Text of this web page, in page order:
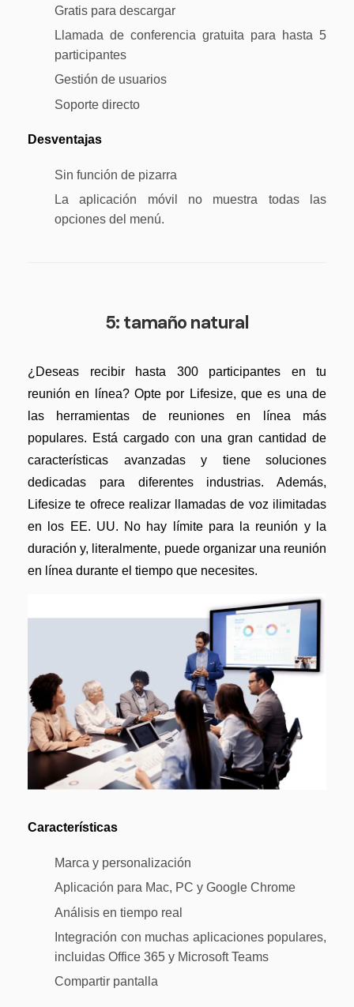
Gratis para descargar
Llamada de conferencia gratuita para hasta 5
participantes
Gestión de usuarios
Soporte directo
Desventajas
Sin función de pizarra
La aplicación móvil no muestra todas las
opciones del menú.
5: tamaño natural
¿Deseas recibir hasta 300 participantes en tu
reunión en línea? Opte por Lifesize, que es una de
las herramientas de reuniones en línea más
populares. Está cargado con una gran cantidad de
características avanzadas y tiene soluciones
dedicadas para diferentes industrias. Además,
Lifesize te ofrece realizar llamadas de voz ilimitadas
en los EE. UU. No hay límite para la reunión y la
duración y, literalmente, puede organizar una reunión
en línea durante el tiempo que necesites.
Características
Marca y personalización
Aplicación para Mac, PC y Google Chrome
Análisis en tiempo real
Integración con muchas aplicaciones populares,
incluidas Office 365 y Microsoft Teams
Compartir pantalla